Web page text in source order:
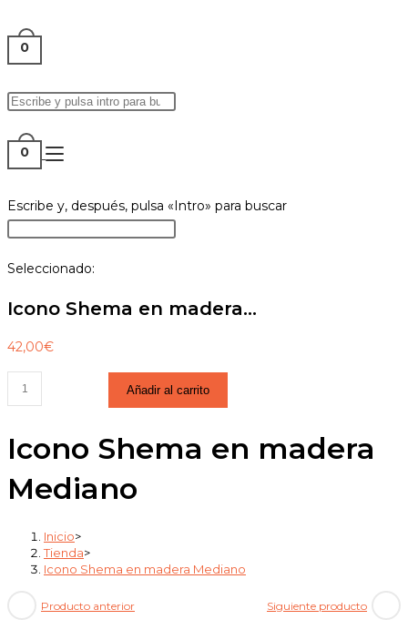
0
ALTERNAR
BÚSQUEDA
LA
WEB
Buscar
esta
web
panel
de
0
Buscar
en
web
Escribe y, después, pulsa «Intro» para buscar
el
búsqueda.
Seleccionado:
Icono Shema en madera…
42,00€
Icono
Shema
madera
cantidad
Añadir al carrito
Icono Shema en madera
Mediano
Inicio>
Tienda>
Icono Shema en madera Mediano
Producto anterior Siguiente producto